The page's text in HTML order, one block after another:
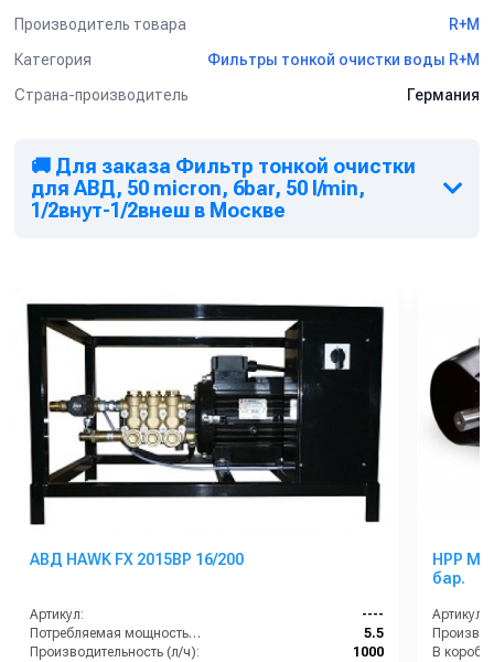
Производитель товара
R+M
Категория
Фильтры тонкой очистки воды R+M
Страна-производитель
Германия
🚚 Для заказа Фильтр тонкой очистки
для АВД, 50 micron, 6bar, 50 l/min,
1/2внут-1/2внеш в Москве
АВД HAWK FX 2015BP 16/200
Артикул:
----
Потребляемая мощность (кВт):
5.5
Производительность (л/ч):
1000
HPP
бар.
Артикул:
В